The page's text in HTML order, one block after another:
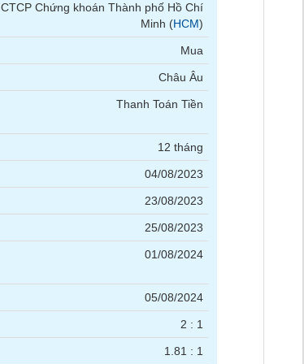
CTCP Chứng khoán Thành phố Hồ Chí
Minh (HCM)
Mua
Châu Âu
Thanh Toán Tiền
12 tháng
04/08/2023
23/08/2023
25/08/2023
01/08/2024
05/08/2024
2 : 1
1.81 : 1